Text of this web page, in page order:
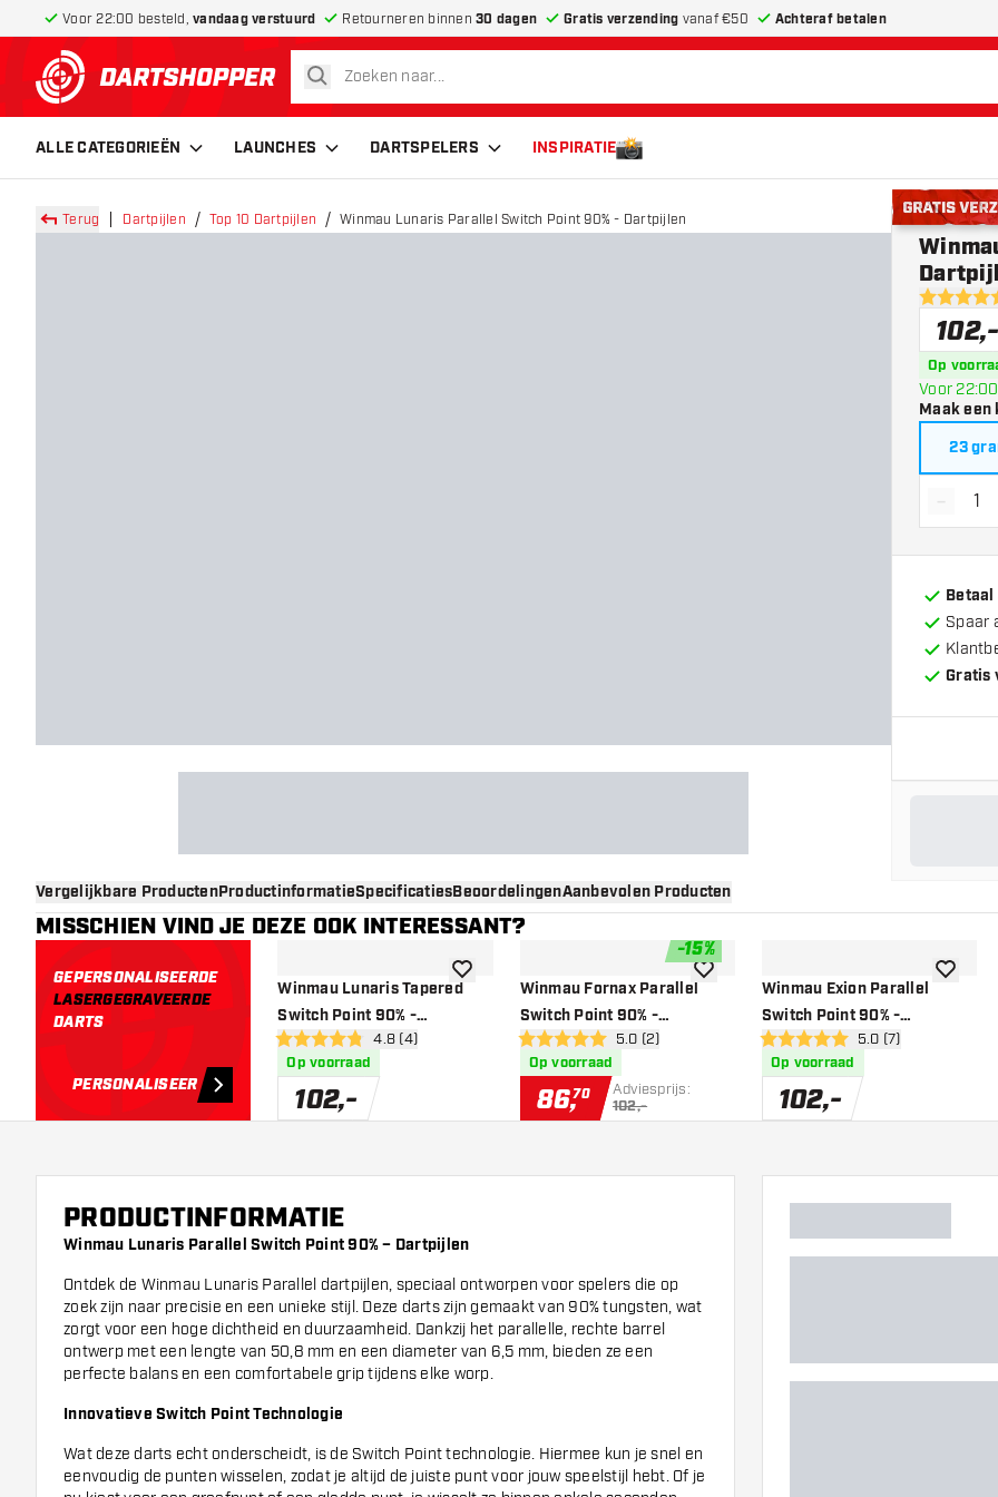
Voor 22:00 besteld, vandaag verstuurd Retourneren binnen 30 dagen Gratis verzending vanaf €50 Achteraf betalen
terug naar home pagina
zoeken
ALLE CATEGORIEËN LAUNCHES DARTSPELERS INSPIRATIE
Terug Dartpijlen Top 10 Dartpijlen Winmau Lunaris Parallel Switch Point 90% - Dartpijlen
Gratis
5 score
102,-
Op
Voor
Maak een
23
-
Spaar
Gratis
Vergelijkbare ProductenProductinformatieSpecificatiesBeoordelingenAanbevolen Producten
MISSCHIEN VIND JE DEZE OOK INTERESSANT?
GEPERSONALISEERDE
LASERGEGRAVEERDE
DARTS
PERSONALISEER
Winmau Lunaris Tapered
Switch Point 90% -
Dartpijlenopen reviews drawer
4.8 score sterren4.8 (4)
Op voorraad
102,-
toevoegen aan verlanglijst
-15%
Winmau Fornax Parallel
Switch Point 90% -
Dartpijlenopen reviews drawer
5 score sterren5.0 (2)
Op voorraad
86,70 Adviesprijs:
102,-
toevoegen aan verlanglijst
Winmau Exion Parallel
Switch Point 90% -
Dartpijlenopen reviews drawer
5 score sterren5.0 (7)
Op voorraad
102,-
PRODUCTINFORMATIE
Winmau Lunaris Parallel Switch Point 90% – Dartpijlen
Ontdek de Winmau Lunaris Parallel dartpijlen, speciaal ontworpen voor spelers die op
zoek zijn naar precisie en een unieke stijl. Deze darts zijn gemaakt van 90% tungsten, wat
zorgt voor een hoge dichtheid en duurzaamheid. Dankzij het parallelle, rechte barrel
ontwerp met een lengte van 50,8 mm en een diameter van 6,5 mm, bieden ze een
perfecte balans en een comfortabele grip tijdens elke worp.
Innovatieve Switch Point Technologie
Wat deze darts echt onderscheidt, is de Switch Point technologie. Hiermee kun je snel en
eenvoudig de punten wisselen, zodat je altijd de juiste punt voor jouw speelstijl hebt. Of je